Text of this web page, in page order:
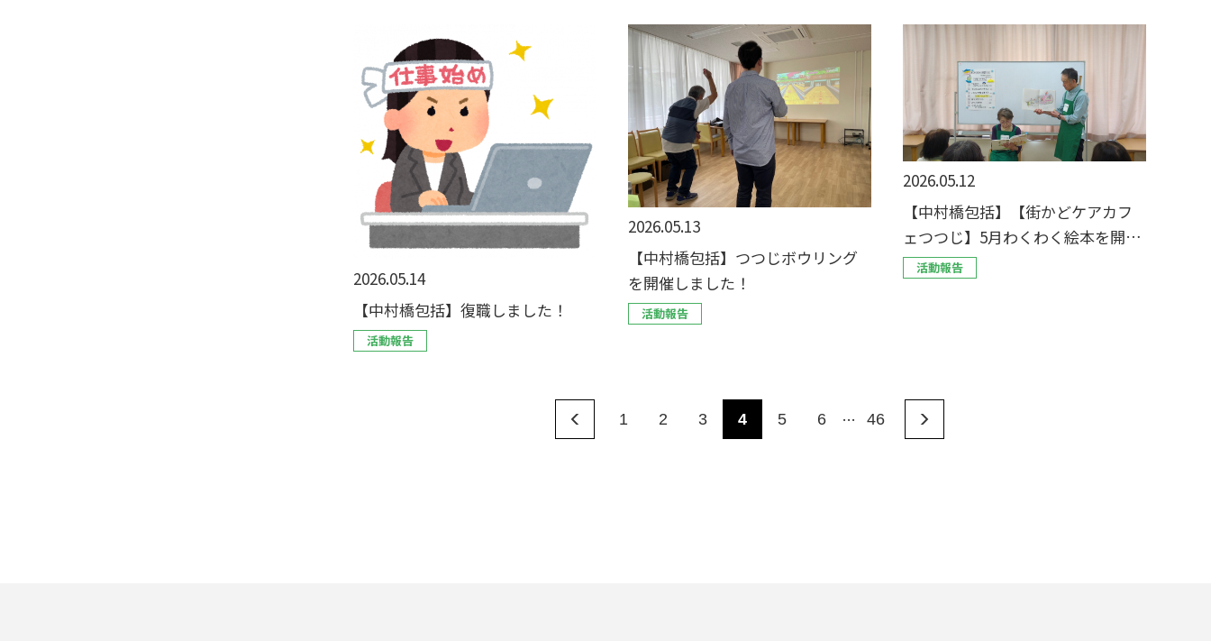
2026.05.14
【中村橋包括】復職しました！
活動報告
2026.05.13
【中村橋包括】つつじボウリング
を開催しました！
活動報告
2026.05.12
【中村橋包括】【街かどケアカフ
ェつつじ】5月わくわく絵本を開催
しました！
活動報告
1 2 3 4 5 6 … 46